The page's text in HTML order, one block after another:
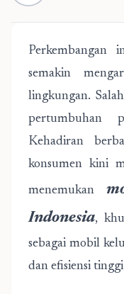
Perkembangan
semakin
lingkungan.
pertumbuhan
Kehadiran
konsumen kini
menemukan
Indonesia,
sebagai mobil
dan efisiensi